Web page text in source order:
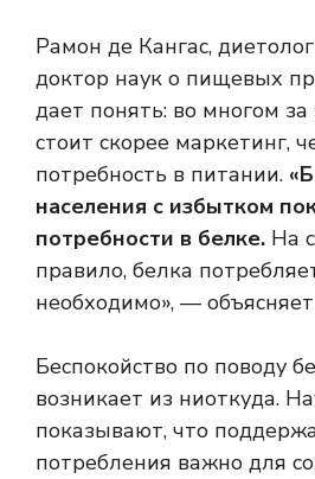
Рамон де Кангас,
доктор наук о пищевых
дает понять: во многом
стоит скорее маркетинг,
потребность в питании.
населения с избытком
потребности в белке. На
правило, белка
необходимо», —
Беспокойство по поводу
возникает из ниоткуда.
показывают, что
потребления важно для